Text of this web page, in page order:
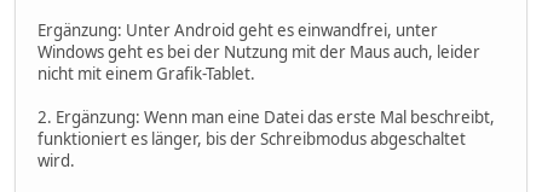
Ergänzung: Unter Android geht es einwandfrei, unter
Windows geht es bei der Nutzung mit der Maus auch, leider
nicht mit einem Grafik-Tablet.
2. Ergänzung: Wenn man eine Datei das erste Mal beschreibt,
funktioniert es länger, bis der Schreibmodus abgeschaltet
wird.